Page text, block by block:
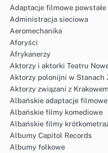
Adaptacje filmowe
Administracja sieciowa
Aeromechanika
Aforyści
Afrykanerzy
Aktorzy i aktorki Teatru
Aktorzy polonijni w Stanach
Aktorzy związani z Krakowem
Albańskie adaptacje filmowe
Albańskie filmy komediowe
Albańskie filmy
Albumy Capitol Records
Albumy folkowe